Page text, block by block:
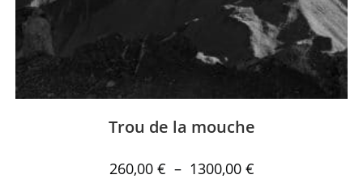
Trou de la mouche
260,00 € – 1300,00 €